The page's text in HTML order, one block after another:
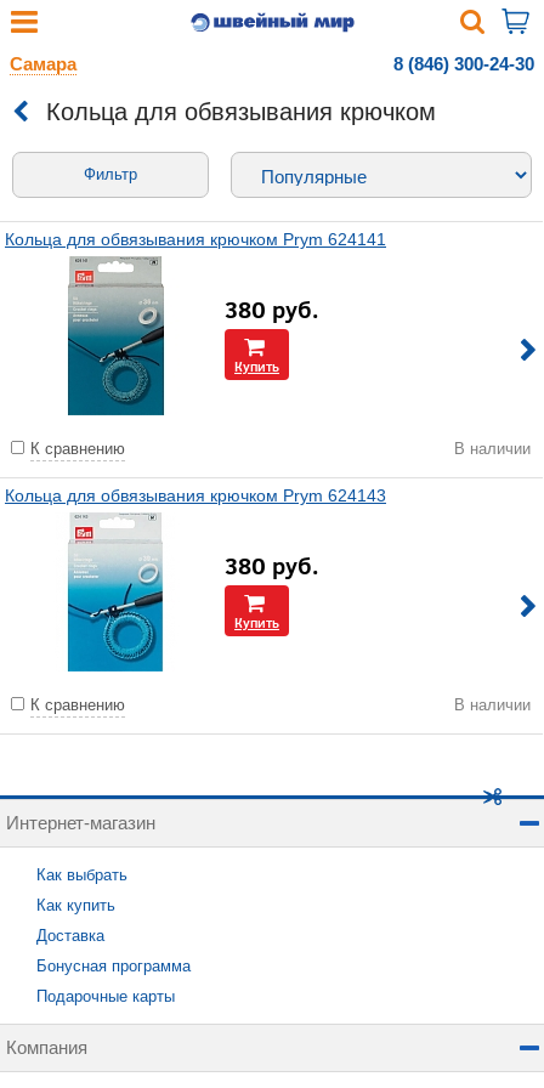
Самара 8 (846) 300-24-30
Кольца для обвязывания крючком
Фильтр
Кольца для обвязывания крючком Prym 624141
380 руб.
Купить
К сравнению В наличии
Кольца для обвязывания крючком Prym 624143
380 руб.
Купить
К сравнению В наличии
Интернет-магазин
Как выбрать
Как купить
Доставка
Бонусная программа
Подарочные карты
Компания